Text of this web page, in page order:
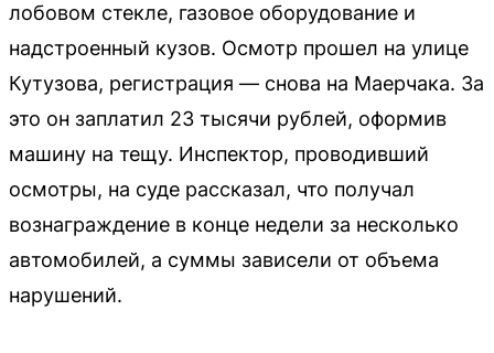
лобовом стекле, газовое оборудование и
надстроенный кузов. Осмотр прошел на улице
Кутузова, регистрация — снова на Маерчака. За
это он заплатил 23 тысячи рублей, оформив
машину на тещу. Инспектор, проводивший
осмотры, на суде рассказал, что получал
вознаграждение в конце недели за несколько
автомобилей, а суммы зависели от объема
нарушений.